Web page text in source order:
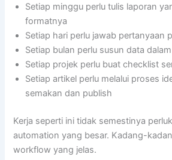
Setiap minggu perlu tulis laporan
formatnya
Setiap hari perlu jawab pertanyaan
Setiap bulan perlu susun data
Setiap projek perlu buat checklist
Setiap artikel perlu melalui proses
semakan dan publish
Kerja seperti ini tidak semestinya
automation yang besar. Kadang-
workflow yang jelas.